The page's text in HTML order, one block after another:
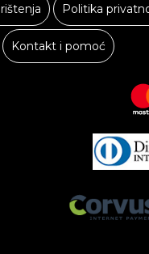
Politika
Kontakt i pomoć